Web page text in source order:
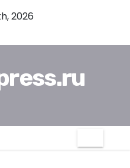
2026